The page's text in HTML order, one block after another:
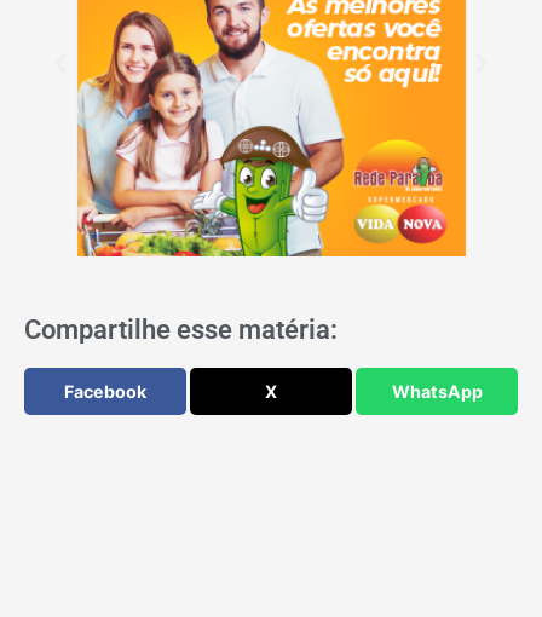
Compartilhe esse matéria:
Facebook X WhatsApp